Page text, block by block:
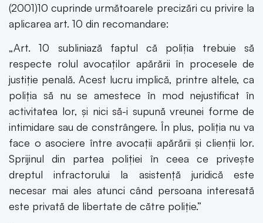
(2001)10 cuprinde următoarele precizări cu privire la
aplicarea art. 10 din recomandare:
„Art. 10 subliniază faptul că poliţia trebuie să
respecte rolul avocaţilor apărării în procesele de
justiţie penală. Acest lucru implică, printre altele, ca
poliţia să nu se amestece în mod nejustificat în
activitatea lor, şi nici să-i supună vreunei forme de
intimidare sau de constrângere. În plus, poliţia nu va
face o asociere între avocaţii apărării şi clienţii lor.
Sprijinul din partea poliţiei în ceea ce priveşte
dreptul infractorului la asistenţă juridică este
necesar mai ales atunci când persoana interesată
este privată de libertate de către poliţie.”